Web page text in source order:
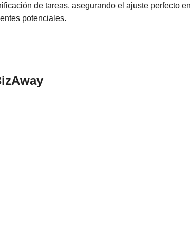
de tareas, asegurando el ajuste perfecto
potenciales.